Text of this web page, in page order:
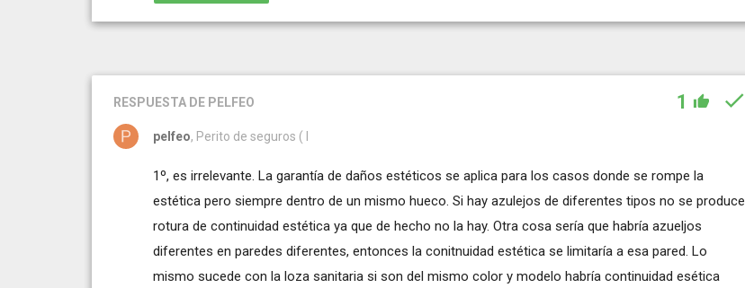
RESPUESTA DE PELFEO 1
pelfeo, Perito de seguros ( I
1º, es irrelevante. La garantía de daños estéticos se aplica para los casos donde se rompe la
estética pero siempre dentro de un mismo hueco. Si hay azulejos de diferentes tipos no se produce
rotura de continuidad estética ya que de hecho no la hay. Otra cosa sería que habría azueljos
diferentes en paredes diferentes, entonces la conitnuidad estética se limitaría a esa pared. Lo
mismo sucede con la loza sanitaria si son del mismo color y modelo habría continuidad esética